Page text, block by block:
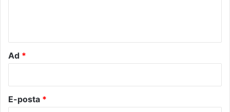
Ad *
E-posta *